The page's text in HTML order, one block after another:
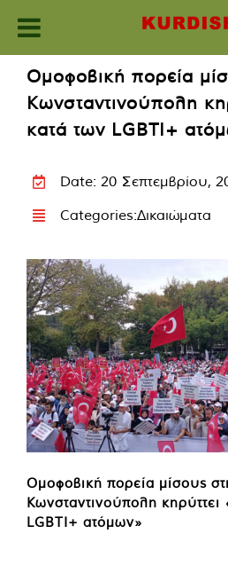
content
Ομοφοβική πορεία
Κωνσταντινούπολη
κατά των LGBTI+
Date: 20 Σεπτεμβρίου,
Categories:Δικαιώματα
Ομοφοβική πορεία μίσους
Κωνσταντινούπολη
LGBTI+ ατόμων»